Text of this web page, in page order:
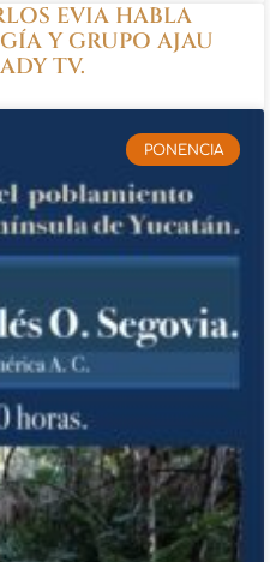
EVIA HABLA
Y GRUPO AJAU
TV.
PONENCIA